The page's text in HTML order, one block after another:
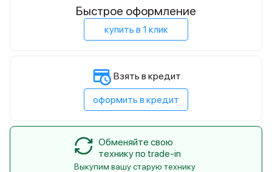
Быстрое оформление
купить в 1 клик
Взять в кредит
оформить в кредит
Обменяйте свою
технику по trade-in
Выкупим вашу старую технику